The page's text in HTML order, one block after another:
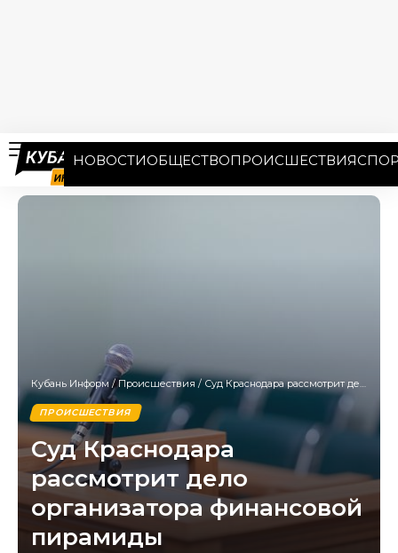
НОВОСТИОБЩЕСТВОПРОИСШЕСТВИЯ
Кубань Информ/Происшествия/Суд Краснодара рассмотрит дело организатора финансовой пирамиды
ПРОИСШЕСТВИЯ
Суд Краснодара
рассмотрит дело
организатора финансовой
пирамиды